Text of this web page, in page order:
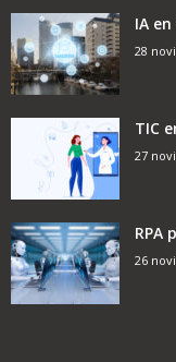
IA
28
TIC
27
RPA
26